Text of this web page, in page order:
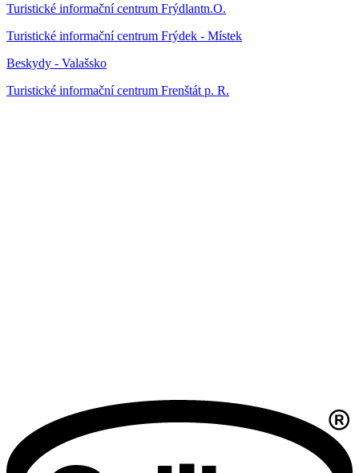
Turistické informační centrum Frýdlantn.O.
Turistické informační centrum Frýdek - Místek
Beskydy - Valašsko
Turistické informační centrum Frenštát p. R.